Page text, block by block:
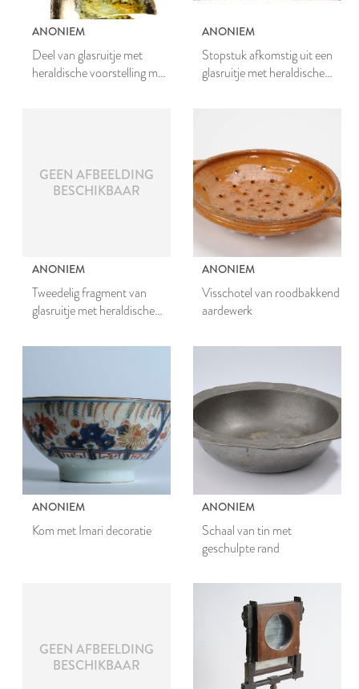
ANONIEM
Deel van glasruitje met
heraldische voorstelling met
ANONIEM
Stopstuk afkomstig uit een
glasruitje met heraldische
GEEN AFBEELDING
BESCHIKBAAR
ANONIEM
Tweedelig fragment van
glasruitje met heraldische
ANONIEM
Visschotel van roodbakkend
aardewerk
ANONIEM
Kom met Imari decoratie
ANONIEM
Schaal van tin met
geschulpte rand
GEEN AFBEELDING
BESCHIKBAAR